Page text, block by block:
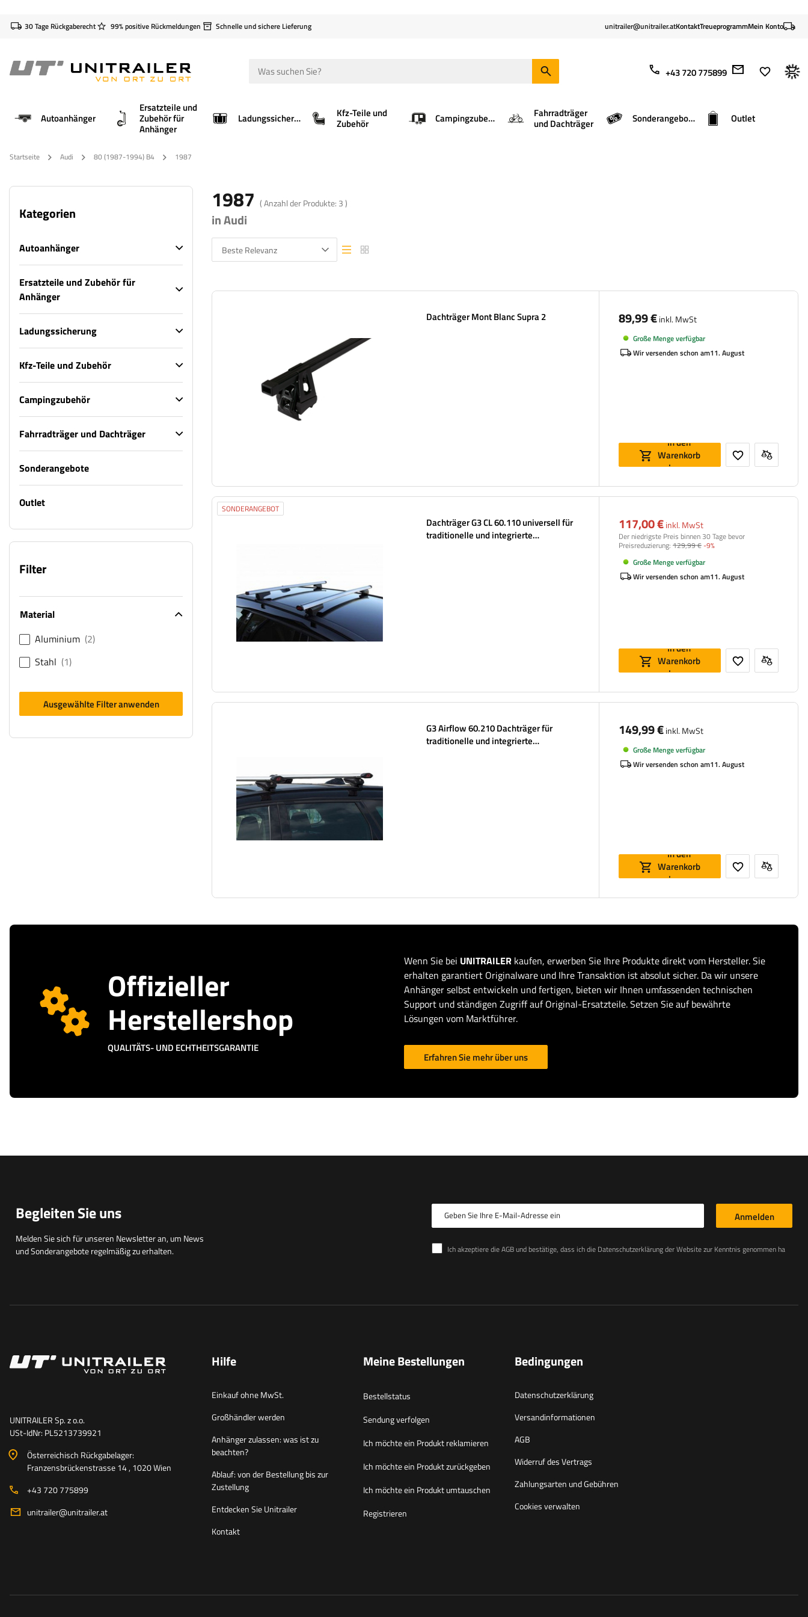
30 Tage Rückgaberecht 99% positive Rückmeldungen Schnelle und sichere Lieferung unitrailer@unitrailer.atKontaktTreueprogrammMein Konto
+43 720 775899
Autoanhänger
Ersatzteile und
Zubehör für
Anhänger
Ladungssicherung Kfz-Teile und
Zubehör Campingzubehör Fahrradträger
und Dachträger Sonderangebote Outlet
Startseite Audi 80 (1987-1994) B4 1987
Kategorien
Autoanhänger
Ersatzteile und Zubehör für
Anhänger
Ladungssicherung
Kfz-Teile und Zubehör
Campingzubehör
Fahrradträger und Dachträger
Sonderangebote
Outlet
Filter
Material
Aluminium 2
Stahl
1
Ausgewählte Filter anwenden
1987 ( Anzahl der Produkte: 3)
in Audi
Beste Relevanz Listenansicht
Listenansicht
Dachträger Mont Blanc Supra 2 89,99 €inkl. MwSt
Große Menge verfügbar
Wir versenden schon am11. August
In den
Warenkorb
legen
SONDERANGEBOT
Dachträger G3 CL 60.110 universell für
traditionelle und integrierte
117,00 €inkl. MwSt
Der niedrigste Preis binnen 30 Tage bevor
Preisreduzierung: 129,99 €-9%
Große Menge verfügbar
Wir versenden schon am11. August
In den
Warenkorb
legen
G3 Airflow 60.210 Dachträger für
traditionelle und integrierte
149,99 €inkl. MwSt
Große Menge verfügbar
Wir versenden schon am11. August
In den
Warenkorb
legen
Offizieller
Herstellershop
QUALITÄTS- UND ECHTHEITSGARANTIE
Wenn Sie bei UNITRAILER kaufen, erwerben Sie Ihre Produkte direkt vom Hersteller. Sie
erhalten garantiert Originalware und Ihre Transaktion ist absolut sicher. Da wir unsere
Anhänger selbst entwickeln und fertigen, bieten wir Ihnen umfassenden technischen
Support und ständigen Zugriff auf Original-Ersatzteile. Setzen Sie auf bewährte
Lösungen vom Marktführer.
Erfahren Sie mehr über uns
Begleiten Sie uns
Melden Sie sich für unseren Newsletter an, um News
und Sonderangebote regelmäßig zu erhalten.
Geben Sie Ihre E-Mail-Adresse ein
Ich akzeptiere die AGB und bestätige, dass ich die Datenschutzerklärung der Website zur Kenntnis genommen habe
Anmelden
UNITRAILER Sp. z o.o.
USt-IdNr: PL5213739921
Österreichisch Rückgabelager:
Franzensbrückenstrasse 14 , 1020 Wien
+43 720 775899
unitrailer@unitrailer.at
Hilfe
Einkauf ohne MwSt.
Großhändler werden
Anhänger zulassen: was ist zu
beachten?
Ablauf: von der Bestellung bis zur
Zustellung
Entdecken Sie Unitrailer
Kontakt
Meine Bestellungen
Bestellstatus
Sendung verfolgen
Ich möchte ein Produkt reklamieren
Ich möchte ein Produkt zurückgeben
Ich möchte ein Produkt umtauschen
Registrieren
Bedingungen
Datenschutzerklärung
Versandinformationen
AGB
Widerruf des Vertrags
Zahlungsarten und Gebühren
Cookies verwalten